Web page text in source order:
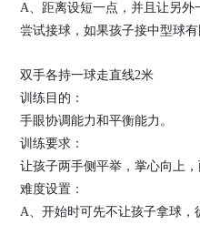
A、距离设短一点，并且让另
尝试接球，如果孩子接中型球
双手各持一球走直线2米
训练目的：
手眼协调能力和平衡能力。
训练要求：
让孩子两手侧平举，掌心向上
难度设置：
A、开始时可先不让孩子拿球